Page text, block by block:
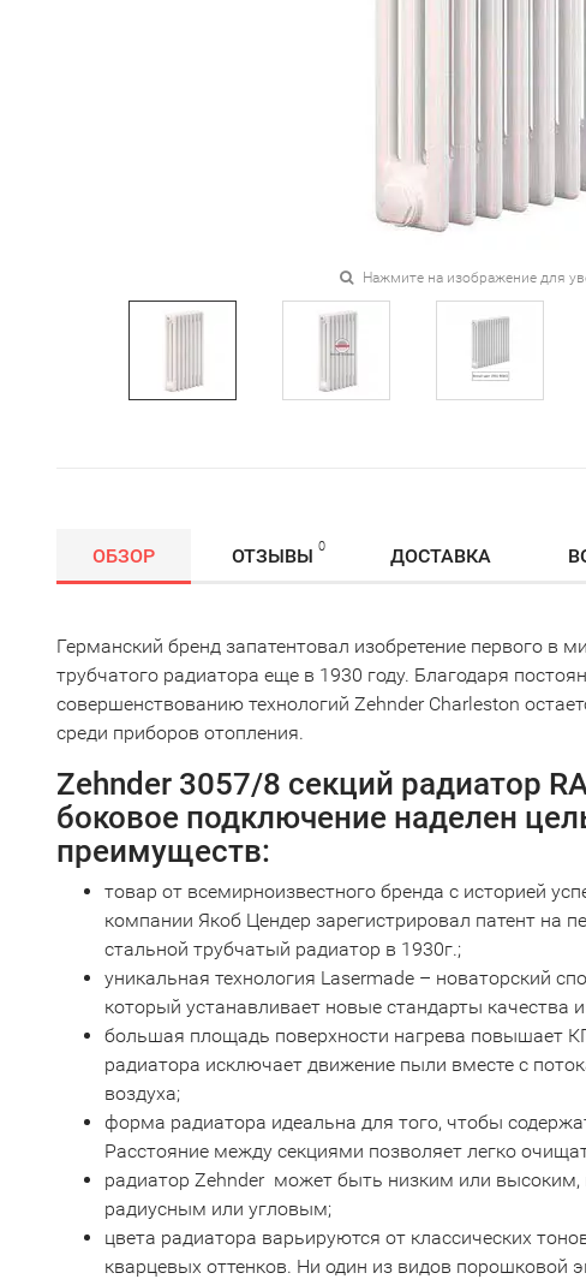
Нажмите на изображение для
ОБЗОР ОТЗЫВЫ 0 ДОСТАВКА
Германский бренд запатентовал изобретение первого в
трубчатого радиатора еще в 1930 году. Благодаря
совершенствованию технологий Zehnder Charleston
среди приборов отопления.
Zehnder 3057/8 секций радиатор
боковое подключение наделен
преимуществ:
товар от всемирноизвестного бренда с историей
компании Якоб Цендер зарегистрировал патент на
стальной трубчатый радиатор в 1930г.;
уникальная технология Lasermade – новаторский
который устанавливает новые стандарты качества и
большая площадь поверхности нагрева повышает
радиатора исключает движение пыли вместе с
воздуха;
форма радиатора идеальна для того, чтобы
Расстояние между секциями позволяет легко
радиатор Zehnder может быть низким или
радиусным или угловым;
цвета радиатора варьируются от классических
кварцевых оттенков. Ни один из видов порошковой